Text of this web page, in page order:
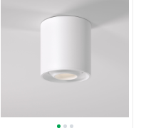
себе два цвета -